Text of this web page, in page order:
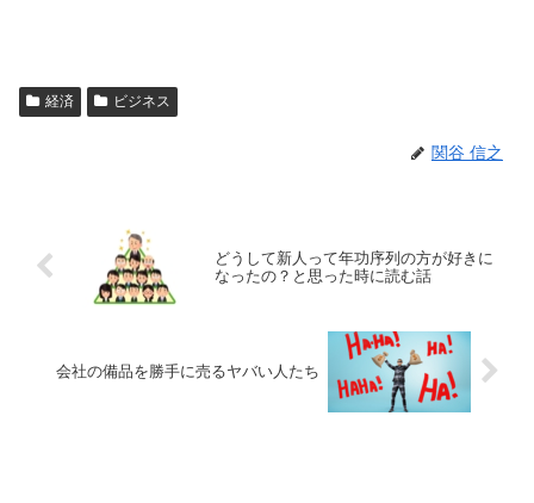
経済 ビジネス
関谷 信之
どうして新人って年功序列の方が好きに
なったの？と思った時に読む話
会社の備品を勝手に売るヤバい人たち